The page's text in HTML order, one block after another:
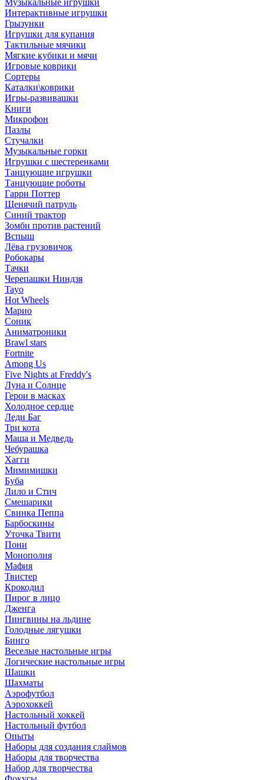
Музыкальные игрушки
Интерактивные игрушки
Грызунки
Игрушки для купания
Тактильные мячики
Мягкие кубики и мячи
Игровые коврики
Сортеры
Каталки\коврики
Игры-развивашки
Книги
Микрофон
Пазлы
Стучалки
Музыкальные горки
Игрушки с шестеренками
Танцующие игрушки
Танцующие роботы
Гарри Поттер
Щенячий патруль
Синий трактор
Зомби против растений
Вспыш
Лёва грузовичок
Робокары
Тачки
Черепашки Ниндзя
Tayo
Hot Wheels
Марио
Соник
Аниматроники
Brawl stars
Fortnite
Among Us
Five Nights at Freddy's
Луна и Солнце
Герои в масках
Холодное сердце
Леди Баг
Три кота
Маша и Медведь
Чебурашка
Хагги
Мимимишки
Буба
Лило и Стич
Смешарики
Свинка Пеппа
Барбоскины
Уточка Твити
Пони
Монополия
Мафия
Твистер
Крокодил
Пирог в лицо
Дженга
Пингвины на льдине
Голодные лягушки
Бинго
Веселые настольные игры
Логические настольные игры
Шашки
Шахматы
Аэрофутбол
Аэрохоккей
Настольный хоккей
Настольный футбол
Опыты
Наборы для создания слаймов
Наборы для творчества
Набор для творчества